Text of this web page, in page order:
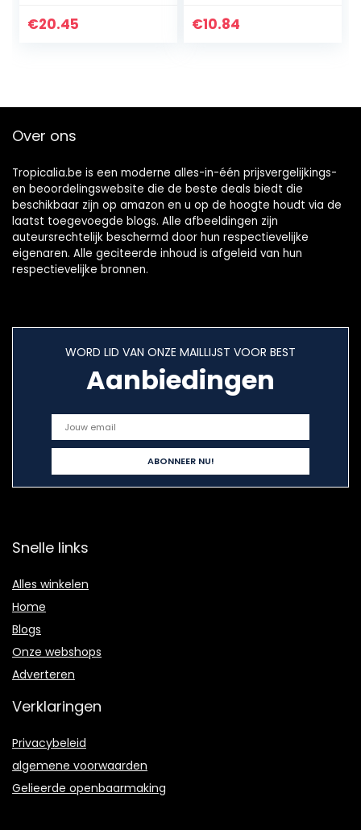
geschenk voor
€20.45
wenskaarten
€10.84
Over ons
Tropicalia.be is een moderne alles-in-één prijsvergelijkings-
en beoordelingswebsite die de beste deals biedt die
beschikbaar zijn op amazon en u op de hoogte houdt via de
laatst toegevoegde blogs. Alle afbeeldingen zijn
auteursrechtelijk beschermd door hun respectievelijke
eigenaren. Alle geciteerde inhoud is afgeleid van hun
respectievelijke bronnen.
WORD LID VAN ONZE MAILLIJST VOOR BEST
Aanbiedingen
Snelle links
Alles winkelen
Home
Blogs
Onze webshops
Adverteren
Verklaringen
Privacybeleid
algemene voorwaarden
Gelieerde openbaarmaking